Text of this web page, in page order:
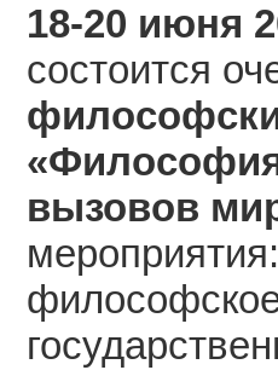
18-20 июня
состоится
вызовов